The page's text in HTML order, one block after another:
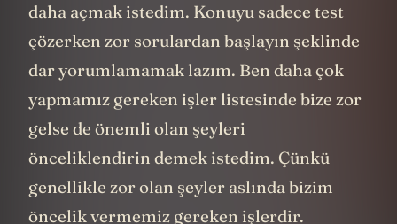
daha açmak istedim. Konuyu sadece test
çözerken zor sorulardan başlayın şeklinde
dar yorumlamamak lazım. Ben daha çok
yapmamız gereken işler listesinde bize zor
gelse de önemli olan şeyleri
önceliklendirin demek istedim. Çünkü
genellikle zor olan şeyler aslında bizim
öncelik vermemiz gereken işlerdir.